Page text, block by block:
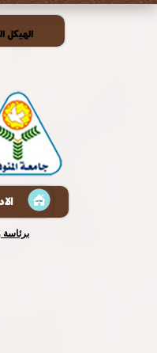
الهيكل
برئاسة